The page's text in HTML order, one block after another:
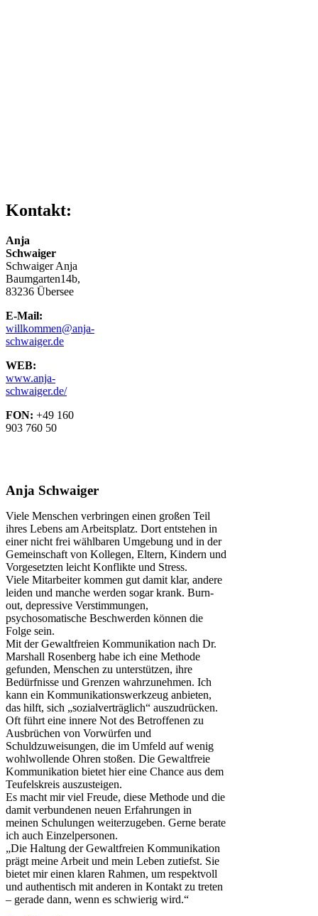
Kontakt:
Anja
Schwaiger
Schwaiger Anja
Baumgarten14b,
83236 Übersee
E-Mail:
willkommen@anja-
schwaiger.de
WEB:
www.anja-
schwaiger.de/
FON: +49 160
903 760 50
Anja Schwaiger
Viele Menschen verbringen einen großen Teil
ihres Lebens am Arbeitsplatz. Dort entstehen in
einer nicht frei wählbaren Umgebung und in der
Gemeinschaft von Kollegen, Eltern, Kindern und
Vorgesetzten leicht Konflikte und Stress.
Viele Mitarbeiter kommen gut damit klar, andere
leiden und manche werden sogar krank. Burn-
out, depressive Verstimmungen,
psychosomatische Beschwerden können die
Folge sein.
Mit der Gewaltfreien Kommunikation nach Dr.
Marshall Rosenberg habe ich eine Methode
gefunden, Menschen zu unterstützen, ihre
Bedürfnisse und Grenzen wahrzunehmen. Ich
kann ein Kommunikationswerkzeug anbieten,
das hilft, sich „sozialverträglich“ auszudrücken.
Oft führt eine innere Not des Betroffenen zu
Ausbrüchen von Vorwürfen und
Schuldzuweisungen, die im Umfeld auf wenig
wohlwollende Ohren stoßen. Die Gewaltfreie
Kommunikation bietet hier eine Chance aus dem
Teufelskreis auszusteigen.
Es macht mir viel Freude, diese Methode und die
damit verbundenen neuen Erfahrungen in
meinen Schulungen weiterzugeben. Gerne berate
ich auch Einzelpersonen.
„Die Haltung der Gewaltfreien Kommunikation
prägt meine Arbeit und mein Leben zutiefst. Sie
bietet mir einen klaren Rahmen, um respektvoll
und authentisch mit anderen in Kontakt zu treten
– gerade dann, wenn es schwierig wird.“